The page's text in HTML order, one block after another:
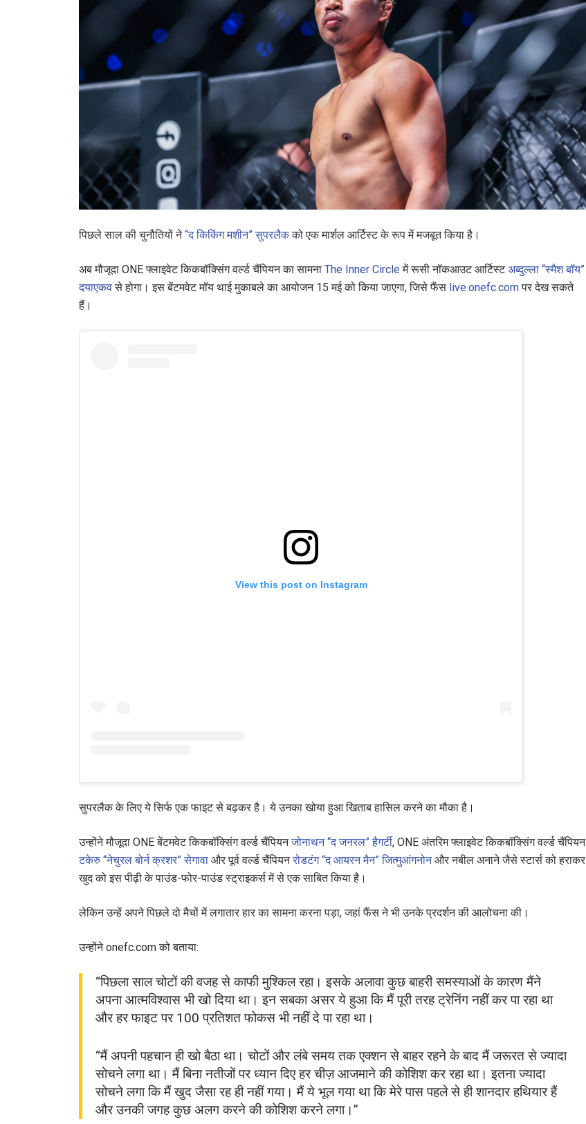
पिछले साल की चुनौतियों ने“द किकिंग मशीन” सुपरलैकको एक मार्शल आर्टिस्ट के रूप में मजबूत किया है।
अब मौजूदा ONE फ्लाइवेट किकबॉक्सिंग वर्ल्ड चैंपियन का सामना The Inner Circle में रूसी नॉकआउट आर्टिस्टअब्दुल्ला “स्मैश बॉय”
दयाएकवसे होगा। इस बेंटमवेट मॉय थाई मुकाबले का आयोजन 15 मई को किया जाएगा, जिसे फैंस live.onefc.comपर देख सकते
हैं।
View this post on Instagram
सुपरलैक के लिए ये सिर्फ एक फाइट से बढ़कर है। ये उनका खोया हुआ खिताब हासिल करने का मौका है।
उन्होंने मौजूदा ONE बेंटमवेट किकबॉक्सिंग वर्ल्ड चैंपियनजोनाथन “द जनरल” हैगर्टी, ONE अंतरिम फ्लाइवेट किकबॉक्सिंग वर्ल्ड चैंपियन
टकेरु “नेचुरल बोर्न क्रशर” सेगावा और पूर्व वर्ल्ड चैंपियनरोडटंग “द आयरन मैन” जित्मुआंगनोनऔर नबील अनाने जैसे स्टार्स को हराकर
खुद को इस पीढ़ी के पाउंड-फोर-पाउंड स्ट्राइकर्स में से एक साबित किया है।
लेकिन उन्हें अपने पिछले दो मैचों में लगातार हार का सामना करना पड़ा, जहां फैंस ने भी उनके प्रदर्शन की आलोचना की।
उन्होंने onefc.com को बताया:
“पिछला साल चोटों की वजह से काफी मुश्किल रहा। इसके अलावा कुछ बाहरी समस्याओं के कारण मैंने
अपना आत्मविश्वास भी खो दिया था। इन सबका असर ये हुआ कि मैं पूरी तरह ट्रेनिंग नहीं कर पा रहा था
और हर फाइट पर 100 प्रतिशत फोकस भी नहीं दे पा रहा था।
“मैं अपनी पहचान ही खो बैठा था। चोटों और लंबे समय तक एक्शन से बाहर रहने के बाद मैं जरूरत से ज्यादा
सोचने लगा था। मैं बिना नतीजों पर ध्यान दिए हर चीज़ आजमाने की कोशिश कर रहा था। इतना ज्यादा
सोचने लगा कि मैं खुद जैसा रह ही नहीं गया। मैं ये भूल गया था कि मेरे पास पहले से ही शानदार हथियार हैं
और उनकी जगह कुछ अलग करने की कोशिश करने लगा।”